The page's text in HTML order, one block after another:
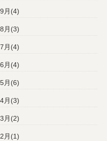
月(4)
月(3)
月(4)
月(4)
月(6)
月(3)
月(2)
月(1)